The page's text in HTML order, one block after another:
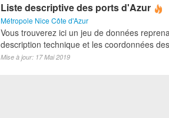
Liste descriptive des ports d'Azur
Métropole Nice Côte d'Azur
Vous trouverez ici un jeu de données
description technique et les coordonnées
Mise à jour: 17 Mai 2019